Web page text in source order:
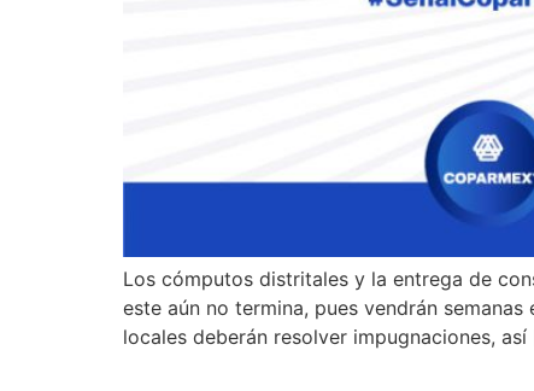
Los cómputos distritales y la entrega de
este aún no termina, pues vendrán
locales deberán resolver impugnaciones,